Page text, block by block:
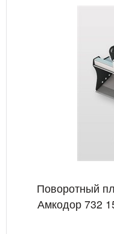
Поворотный
Амкодор 732